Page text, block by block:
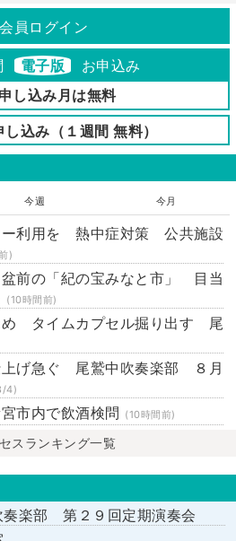
会員ログイン
電子版
お申込み
し込み月は無料
込み（１週間 無料）
今週 今月
ー利用を 熱中症対策 公共施設
)
前の「紀の宝みなと市」 目当
(10時間前)
め タイムカプセル掘り出す 尾
げ急ぐ 尾鷲中吹奏楽部 ８月
4)
市内で飲酒検問 (10時間前)
スランキング一覧
奏楽部 第２９回定期演奏会